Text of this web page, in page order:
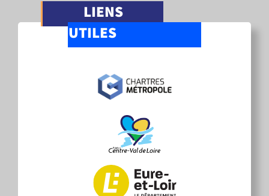
LIENS
UTILES